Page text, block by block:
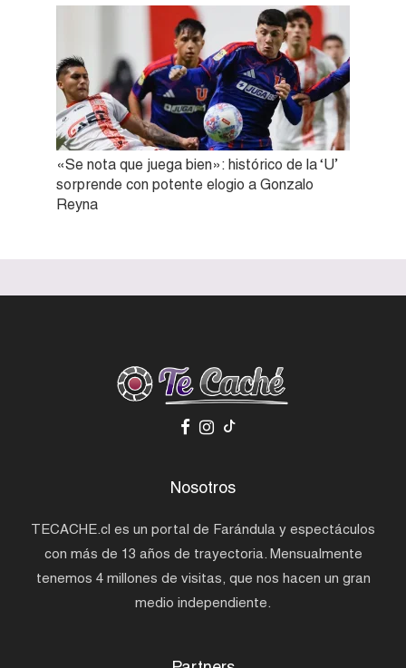
«Se nota que juega bien»: histórico de la ‘U’
sorprende con potente elogio a Gonzalo
Reyna
Nosotros
TECACHE.cl es un portal de Farándula y espectáculos
con más de 13 años de trayectoria. Mensualmente
tenemos 4 millones de visitas, que nos hacen un gran
medio independiente.